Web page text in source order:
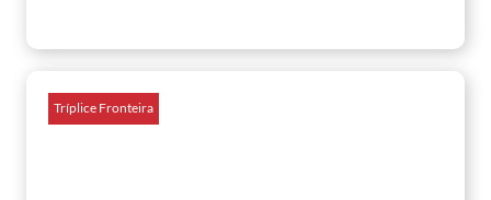
Tríplice Fronteira